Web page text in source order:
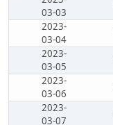
03-03
2023-
03-04
2023-
03-05
2023-
03-06
2023-
03-07